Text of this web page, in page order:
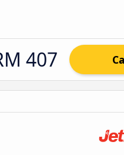
407